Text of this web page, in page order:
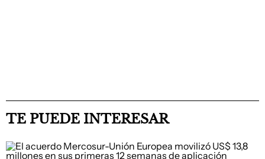
TE PUEDE INTERESAR